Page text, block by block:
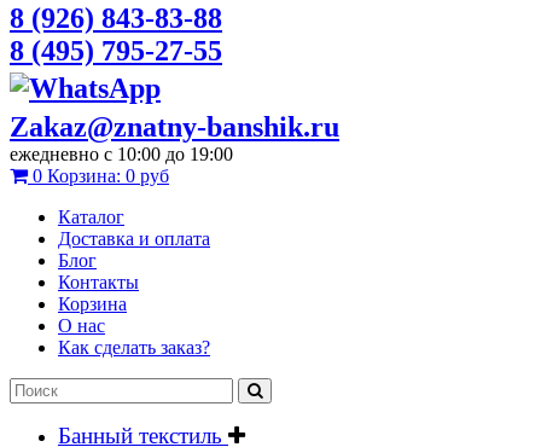
8 (926) 843-83-88
8 (495) 795-27-55
Zakaz@znatny-banshik.ru
ежедневно с 10:00 до 19:00
0 Корзина: 0 руб
Каталог
Доставка и оплата
Блог
Контакты
Корзина
О нас
Как сделать заказ?
Банный текстиль